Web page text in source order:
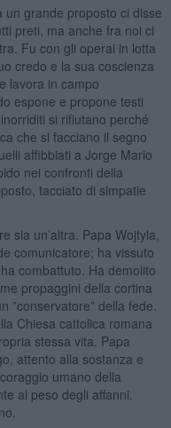
grande proposto ci disse
preti, ma anche fra noi ci
Fu con gli operai in lotta
credo e la sua coscienza
lavora in campo
espone e propone testi
si rifiutano perché
che si facciano il segno
affibbiati a Jorge Mario
nei confronti della
tacciato di simpatie
sia un’altra. Papa Wojtyla,
comunicatore; ha vissuto
combattuto. Ha demolito
propaggini della cortina
”conservatore” della fede.
Chiesa cattolica romana
stessa vita. Papa
attento alla sostanza e
umano della
al peso degli affanni.